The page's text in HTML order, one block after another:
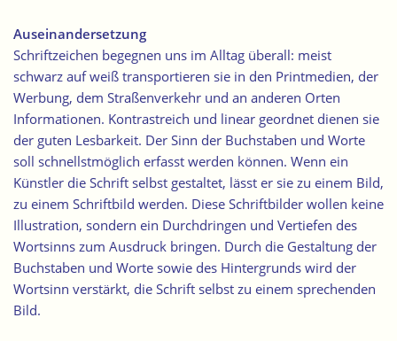
Auseinandersetzung
Schriftzeichen begegnen uns im Alltag überall: meist
schwarz auf weiß transportieren sie in den Printmedien, der
Werbung, dem Straßenverkehr und an anderen Orten
Informationen. Kontrastreich und linear geordnet dienen sie
der guten Lesbarkeit. Der Sinn der Buchstaben und Worte
soll schnellstmöglich erfasst werden können. Wenn ein
Künstler die Schrift selbst gestaltet, lässt er sie zu einem Bild,
zu einem Schriftbild werden. Diese Schriftbilder wollen keine
Illustration, sondern ein Durchdringen und Vertiefen des
Wortsinns zum Ausdruck bringen. Durch die Gestaltung der
Buchstaben und Worte sowie des Hintergrunds wird der
Wortsinn verstärkt, die Schrift selbst zu einem sprechenden
Bild.